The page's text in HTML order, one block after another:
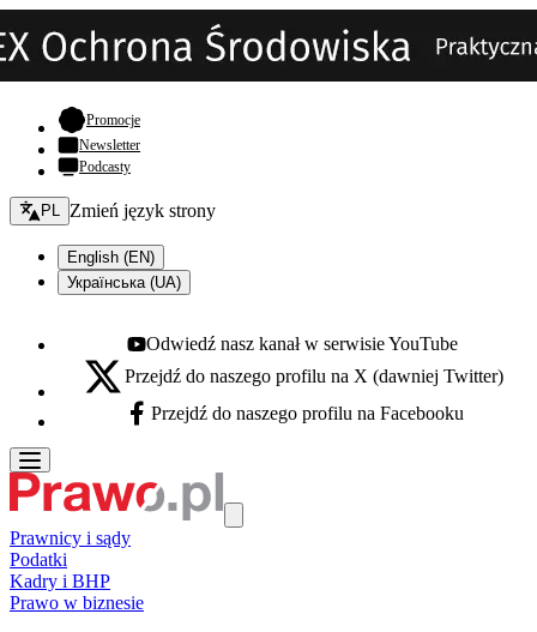
Promocje- otwiera się w nowej karcie
Newsletter
Podcasty
Zmień język - bieżący:
PL Zmień język strony
English (EN)
Українська (UA)
Youtube - otwiera się w nowej karcie
Odwiedź nasz kanał w serwisie YouTube
X - otwiera się w nowej karcie
Przejdź do naszego profilu na X (dawniej Twitter)
Facebook - otwiera się w nowej karcie
Przejdź do naszego profilu na Facebooku
Prawnicy i sądy
Podatki
Kadry i BHP
Prawo w biznesie